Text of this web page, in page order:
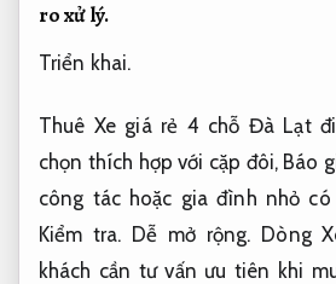
ro xử lý.
Triển khai.
Thuê Xe giá rẻ 4 chỗ Đà Lạt
chọn thích hợp với cặp đôi, Báo
công tác hoặc gia đình nhỏ
Kiểm tra. Dễ mở rộng. Dòng
khách cần tư vấn ưu tiên khi